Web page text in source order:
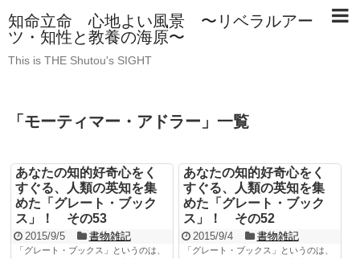
知命立命 心地よい風景 〜リベラルアー
ツ・知性と教養の海原〜
This is THE Shutou's SIGHT
「 モーティマー・アドラー 」 一覧
あなたの知的好奇心をく
すぐる、人類の英知を集
めた「グレート・ブック
ス」！ その53
2015/9/5 書物雑記
「グレート・ブックス」というのは、
あなたの知的好奇心をく
すぐる、人類の英知を集
めた「グレート・ブック
ス」！ その52
2015/9/4 書物雑記
「グレート・ブックス」というのは、